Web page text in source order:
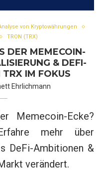
von Kryptowährungen
TRON (TRX)
DER MEMECOIN-
& DEFI-
IM FOKUS
Ehrlichmann
Memecoin-Ecke?
mehr über
DeFi-Ambitionen &
verändert.